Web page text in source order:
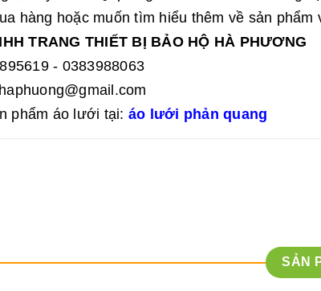
hàng hoặc muốn tìm hiểu thêm về sản phẩm
TRANG THIẾT BỊ BẢO HỘ HÀ PHƯƠNG
- 0383988063
phẩm áo lưới tại: áo lưới phản quang
SẢN